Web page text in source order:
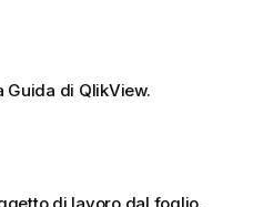
Guida di QlikView.